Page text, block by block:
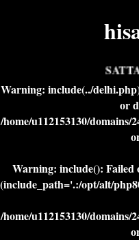
Warning: include(../
or
/home/u112153130/
Warning: include():
(include_path='.:/opt/alt/
/home/u112153130/